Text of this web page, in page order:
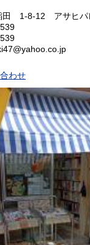
300円
300円 愛媛県
300円
300円 長崎県
300円 大分県
300円 鹿児島県
300円
田 1-8-12 アサヒパ
わせ